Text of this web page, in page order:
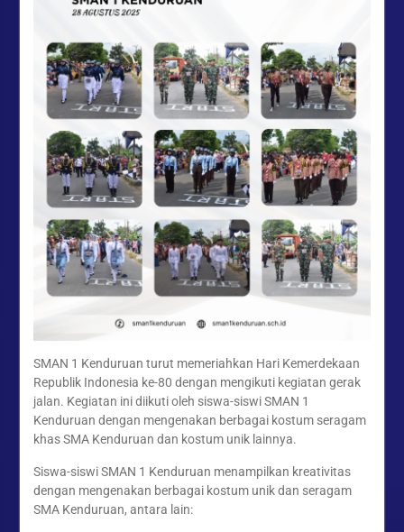
Halal Bihalal Keluarga
1447 H”
Festival Ramadan Double
Track SMAN 1 Kenduruan,
Latih Jiwa Wirausaha dan
Kreativitas Siswa
Meneguhkan Iman,
Menguatkan Kepedulian:
Pesantren Ramadhan 1447
H / 2026 SMAN 1
SMAN 1 Kenduruan turut memeriahkan Hari Kemerdekaan
Republik Indonesia ke-80 dengan mengikuti kegiatan gerak
jalan. Kegiatan ini diikuti oleh siswa-siswi SMAN 1
Kenduruan dengan mengenakan berbagai kostum seragam
khas SMA Kenduruan dan kostum unik lainnya.
Siswa-siswi SMAN 1 Kenduruan menampilkan kreativitas
dengan mengenakan berbagai kostum unik dan seragam
SMA Kenduruan, antara lain: